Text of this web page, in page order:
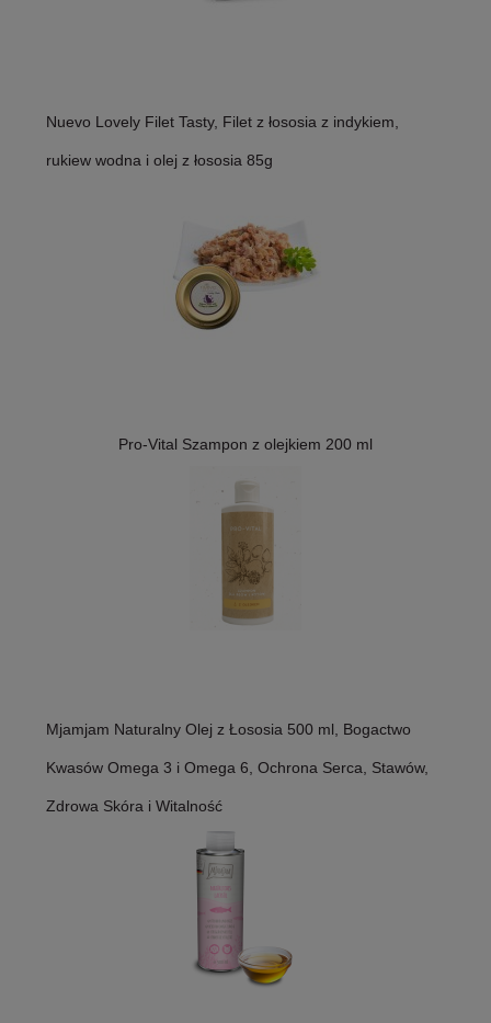
Nuevo Lovely Filet Tasty, Filet z łososia z indykiem,
rukiew wodna i olej z łososia 85g
Pro-Vital Szampon z olejkiem 200 ml
Mjamjam Naturalny Olej z Łososia 500 ml, Bogactwo
Kwasów Omega 3 i Omega 6, Ochrona Serca, Stawów,
Zdrowa Skóra i Witalność